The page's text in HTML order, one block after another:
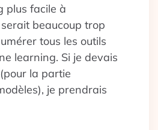
plus facile à
beaucoup trop
tous les outils
learning. Si je devais
la partie
je prendrais